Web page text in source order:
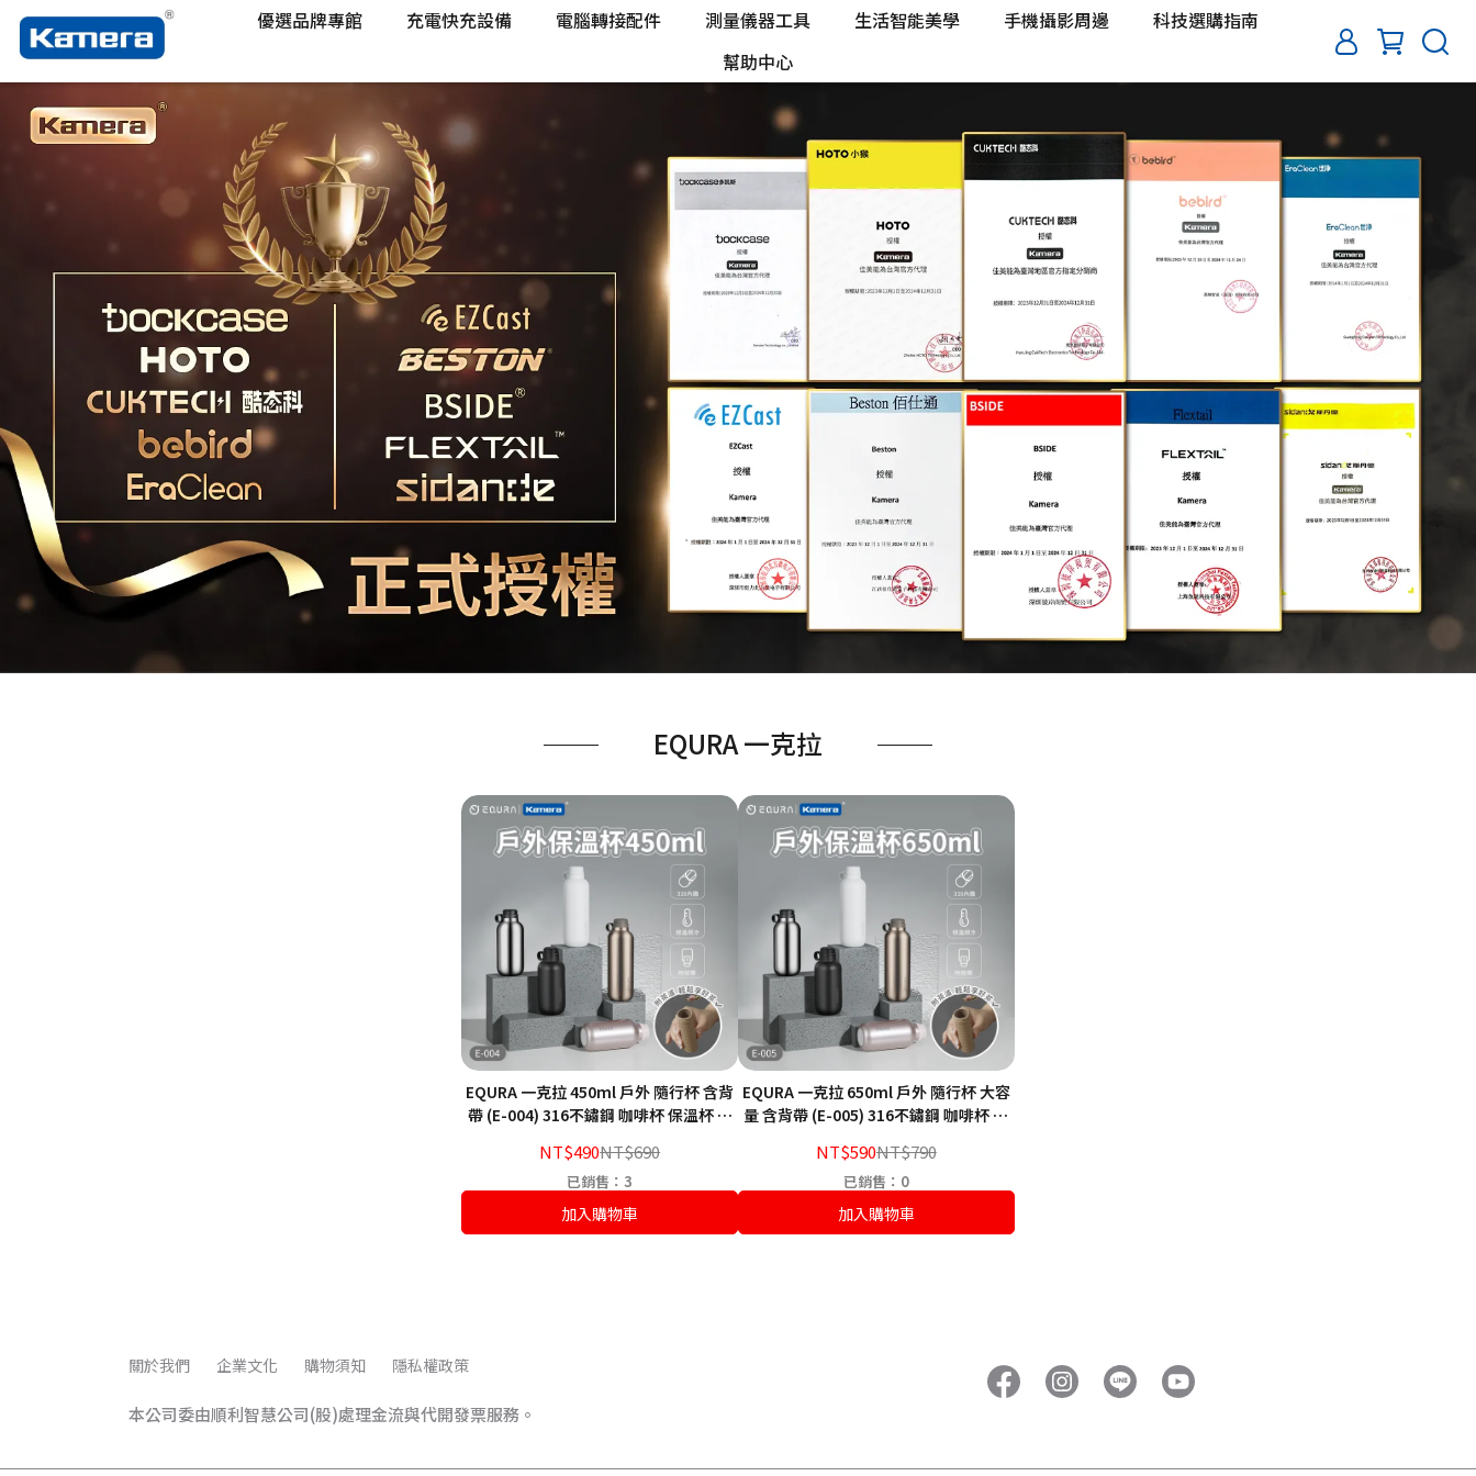
優選品牌專館 充電快充設備 電腦轉接配件 測量儀器工具 生活智能美學 手機攝影周邊
科技選購指南
幫助中心
EQURA 一克拉
EQURA 一克拉 450ml 戶外 隨行杯 含背
帶 (E-004) 316不鏽鋼 咖啡杯 保溫杯 防
NT$490NT$690
已銷售：3
加入購物車
EQURA 一克拉 650ml 戶外 隨行杯 大容
量 含背帶 (E-005) 316不鏽鋼 咖啡杯 保
NT$590NT$790
已銷售：0
加入購物車
關於我們 企業文化 購物須知 隱私權政策
本公司委由順利智慧公司(股)處理金流與代開發票服務。